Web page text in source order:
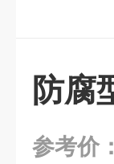
防腐
参考价：